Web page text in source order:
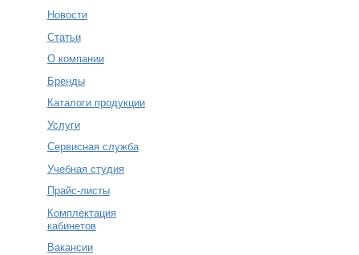
Новости
Статьи
О компании
Бренды
Каталоги продукции
Услуги
Сервисная служба
Учебная студия
Прайс-листы
Комплектация
кабинетов
Вакансии